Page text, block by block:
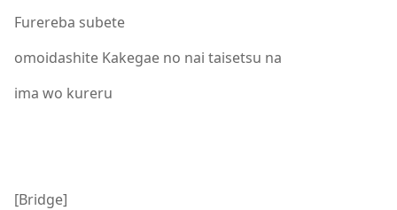
Furereba subete
omoidashite Kakegae no nai taisetsu na
ima wo kureru
[Bridge]